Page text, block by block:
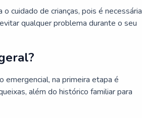
cuidado de crianças, pois é necessária
qualquer problema durante o seu
emergencial, na primeira etapa é
além do histórico familiar para